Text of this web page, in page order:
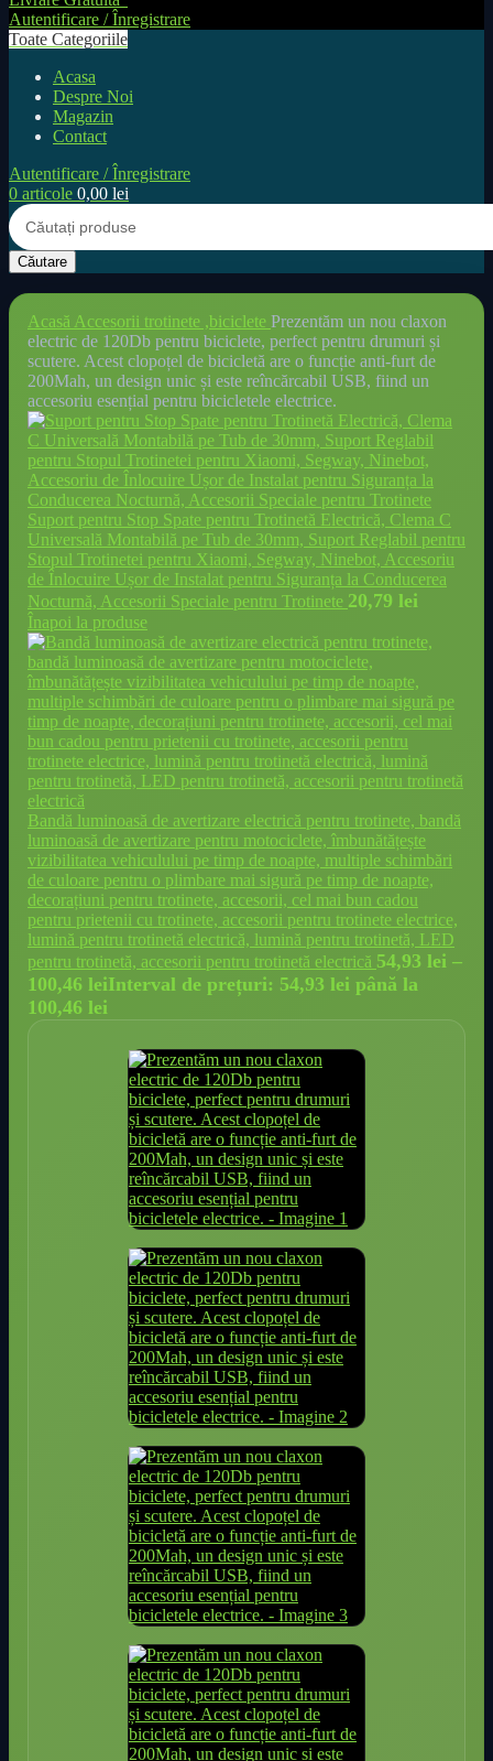
Autentificare / Înregistrare
Toate Categoriile
Acasa
Despre Noi
Magazin
Contact
Autentificare / Înregistrare
0 articole 0,00 lei
Căutare
Acasă Accesorii trotinete ,biciclete Prezentăm un nou claxon
electric de 120Db pentru biciclete, perfect pentru drumuri și
scutere. Acest clopoțel de bicicletă are o funcție anti-furt de
200Mah, un design unic și este reîncărcabil USB, fiind un
accesoriu esențial pentru bicicletele electrice.
Suport pentru Stop Spate pentru Trotinetă Electrică, Clema C
Universală Montabilă pe Tub de 30mm, Suport Reglabil pentru
Stopul Trotinetei pentru Xiaomi, Segway, Ninebot, Accesoriu
de Înlocuire Ușor de Instalat pentru Siguranța la Conducerea
Nocturnă, Accesorii Speciale pentru Trotinete 20,79 lei
Înapoi la produse
Bandă luminoasă de avertizare electrică pentru trotinete, bandă
luminoasă de avertizare pentru motociclete, îmbunătățește
vizibilitatea vehiculului pe timp de noapte, multiple schimbări
de culoare pentru o plimbare mai sigură pe timp de noapte,
decorațiuni pentru trotinete, accesorii, cel mai bun cadou
pentru prietenii cu trotinete, accesorii pentru trotinete electrice,
lumină pentru trotinetă electrică, lumină pentru trotinetă, LED
pentru trotinetă, accesorii pentru trotinetă electrică 54,93 lei –
100,46 leiInterval de prețuri: 54,93 lei până la
100,46 lei